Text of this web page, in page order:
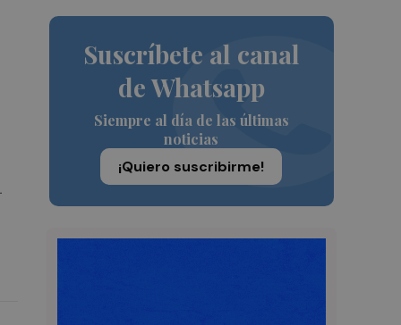
Suscríbete al canal
de Whatsapp
Siempre al día de las últimas
noticias
¡Quiero suscribirme!